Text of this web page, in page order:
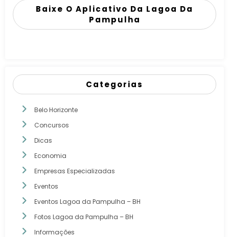
Baixe O Aplicativo Da Lagoa Da
Pampulha
Categorias
Belo Horizonte
Concursos
Dicas
Economia
Empresas Especializadas
Eventos
Eventos Lagoa da Pampulha – BH
Fotos Lagoa da Pampulha – BH
Informações